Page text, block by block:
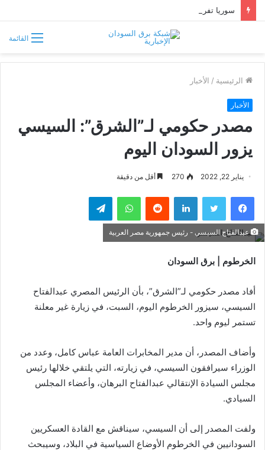
القائمة
الرئيسية / الأخبار
الأخبار
مصدر حكومي لـ”الشرق”: السيسي
يزور السودان اليوم
يناير 22, 2022 270 أقل من دقيقة
فيسبوك تويتر لينكدإن واتساب تيلقرام
عبدالفتاح السيسي - رئيس جمهورية مصر العربية
الخرطوم | برق السودان
أفاد مصدر حكومي لـ”الشرق”، بأن الرئيس المصري عبدالفتاح
السيسي، سيزور الخرطوم اليوم، السبت، في زيارة غير معلنة
تستمر ليوم واحد.
وأضاف المصدر، أن مدير المخابرات العامة عباس كامل، وعدد من
الوزراء سيرافقون السيسي، في زيارته، التي يلتقي خلالها رئيس
مجلس السيادة الإنتقالي عبدالفتاح البرهان، وأعضاء المجلس
السيادي.
ولفت المصدر إلى أن السيسي، سيناقش مع القادة العسكريين
السودانيين في الخرطوم الأوضاع السياسية في البلاد، وسيبحث